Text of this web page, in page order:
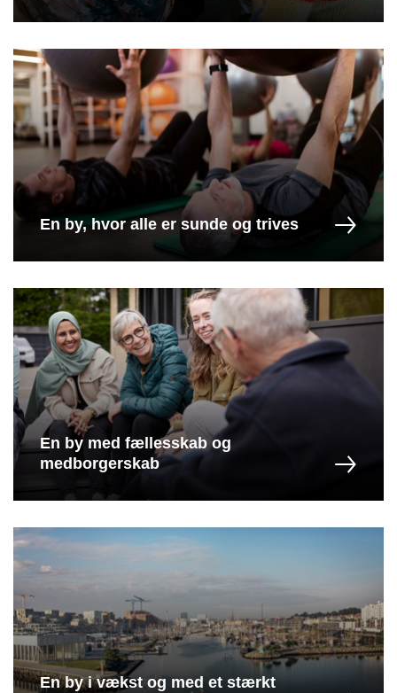
En by, hvor alle er sunde og trives
En by med fællesskab og
medborgerskab
En by i vækst og med et stærkt